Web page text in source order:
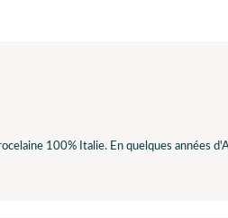
100% Italie. En quelques années